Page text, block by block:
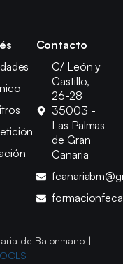
Contacto
C/ León y
Castillo,
26-28
35003 -
Las Palmas
de Gran
Canaria
de Balonmano |